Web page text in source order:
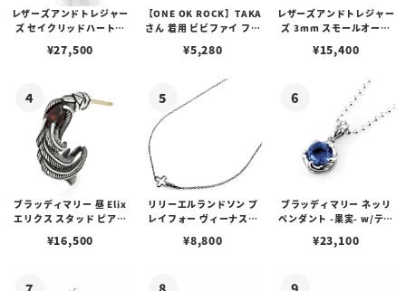
レザーズアンドトレジャー
ズ セイクリッドハートピ
¥27,500
【ONE OK ROCK】TAKA
さん 着用 ビビファイ フー
¥5,280
レザーズアンドトレジャー
ズ 3mm スモールオーバ
ブスタークラスプ＆LTロ
¥15,400
ブラッディマリー 昼 Elix
エリクス スタッド ピアス
¥16,500
リリーエルランドソン プ
レイフォー ヴィーナスチ
¥8,800
ブラッディマリー ネッリ
ペンダント -果実- w/ティ
¥23,100